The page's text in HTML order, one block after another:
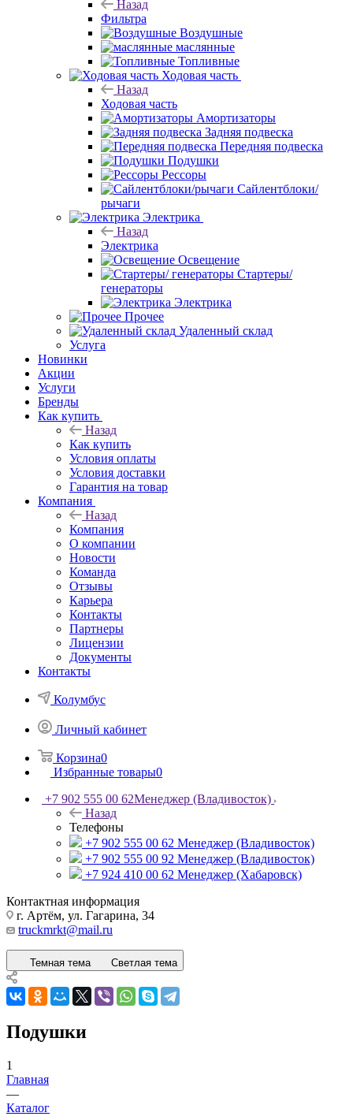
Назад
Фильтра
Воздушные
маслянные
Топливные
Ходовая часть
Назад
Ходовая часть
Амортизаторы
Задняя подвеска
Передняя подвеска
Подушки
Рессоры
Сайлентблоки/
рычаги
Электрика
Назад
Электрика
Освещение
Стартеры/
генераторы
Электрика
Прочее
Удаленный склад
Услуга
Новинки
Акции
Услуги
Бренды
Как купить
Назад
Как купить
Условия оплаты
Условия доставки
Гарантия на товар
Компания
Назад
Компания
О компании
Новости
Команда
Отзывы
Карьера
Контакты
Партнеры
Лицензии
Документы
Контакты
Колумбус
Личный кабинет
Корзина0
Избранные товары0
+7 902 555 00 62Менеджер (Владивосток)
Назад
Телефоны
+7 902 555 00 62 Менеджер (Владивосток)
+7 902 555 00 92 Менеджер (Владивосток)
+7 924 410 00 62 Менеджер (Хабаровск)
Контактная информация
г. Артём, ул. Гагарина, 34
truckmrkt@mail.ru
Темная тема Светлая тема
Подушки
1
Главная
—
Каталог